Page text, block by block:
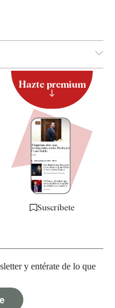
Hazte premium
Suscríbete
y entérate de lo que